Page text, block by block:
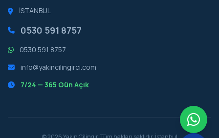
İSTANBUL
0530 591 8757
0530 591 8757
info@yakincilingirci.com
7/24 — 365 Gün Açık